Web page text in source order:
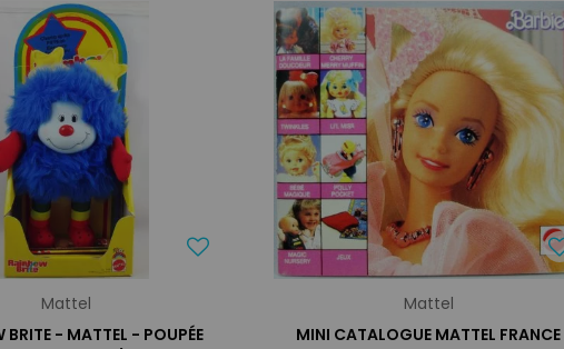
Mattel
BRITE - MATTEL - POUPÉE
Mattel
MINI CATALOGUE MATTEL FRANCE